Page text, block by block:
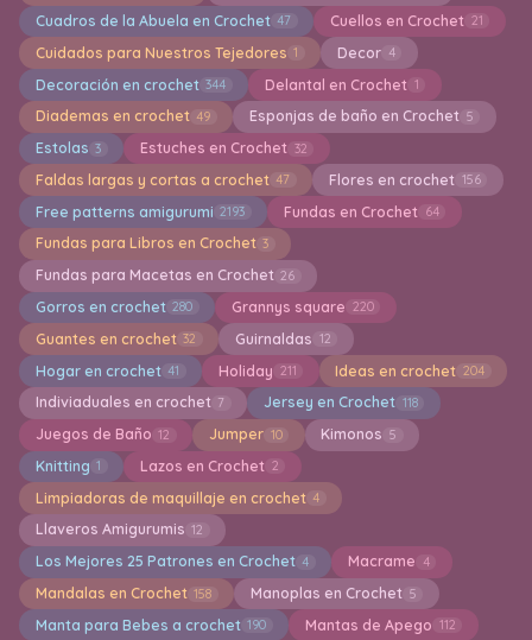
Cuadros de la Abuela en Crochet 47 Cuellos en Crochet 21
Cuidados para Nuestros Tejedores 1 Decor 4
Decoración en crochet 344 Delantal en Crochet 1
Diademas en crochet 49 Esponjas de baño en Crochet 5
Estolas 3 Estuches en Crochet 32
Faldas largas y cortas a crochet 47 Flores en crochet 156
Free patterns amigurumi 2193 Fundas en Crochet 64
Fundas para Libros en Crochet 3
Fundas para Macetas en Crochet 26
Gorros en crochet 280 Grannys square 220
Guantes en crochet 32 Guirnaldas 12
Hogar en crochet 41 Holiday 211 Ideas en crochet 204
Indiviaduales en crochet 7 Jersey en Crochet 118
Juegos de Baño 12 Jumper 10 Kimonos 5
Knitting 1 Lazos en Crochet 2
Limpiadoras de maquillaje en crochet 4
Llaveros Amigurumis 12
Los Mejores 25 Patrones en Crochet 4 Macrame 4
Mandalas en Crochet 158 Manoplas en Crochet 5
Manta para Bebes a crochet 190 Mantas de Apego 112